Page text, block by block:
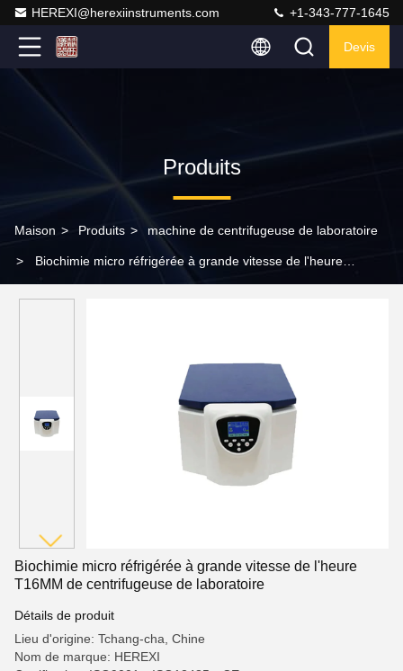
HEREXI@herexiinstruments.com +1-343-777-1645
Devis
Produits
Maison > Produits > machine de centrifugeuse de laboratoire
> Biochimie micro réfrigérée à grande vitesse de l'heure
Biochimie micro réfrigérée à grande vitesse de l'heure
T16MM de centrifugeuse de laboratoire
Détails de produit
Lieu d'origine: Tchang-cha, Chine
Nom de marque: HEREXI